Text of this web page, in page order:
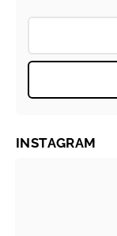
INSTAGRAM